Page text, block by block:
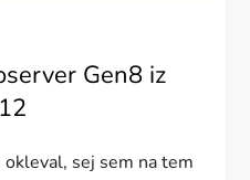
Gen8 iz
okleval, sej sem na tem